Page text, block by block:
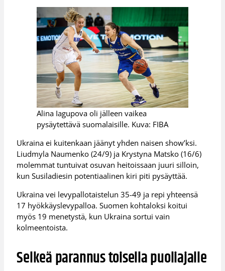
Alina Iagupova oli jälleen vaikea
pysäytettävä suomalaisille. Kuva: FIBA
Ukraina ei kuitenkaan jäänyt yhden naisen show’ksi.
Liudmyla Naumenko (24/9) ja Krystyna Matsko (16/6)
molemmat tuntuivat osuvan heitoissaan juuri silloin,
kun Susiladiesin potentiaalinen kiri piti pysäyttää.
Ukraina vei levypallotaistelun 35-49 ja repi yhteensä
17 hyökkäyslevypalloa. Suomen kohtaloksi koitui
myös 19 menetystä, kun Ukraina sortui vain
kolmeentoista.
Selkeä parannus toisella puoliajalle